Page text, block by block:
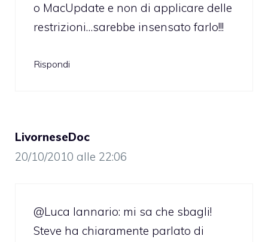
o MacUpdate e non di applicare delle
restrizioni…sarebbe insensato farlo!!!
Rispondi
LivorneseDoc
20/10/2010 alle 22:06
@Luca Iannario: mi sa che sbagli!
Steve ha chiaramente parlato di